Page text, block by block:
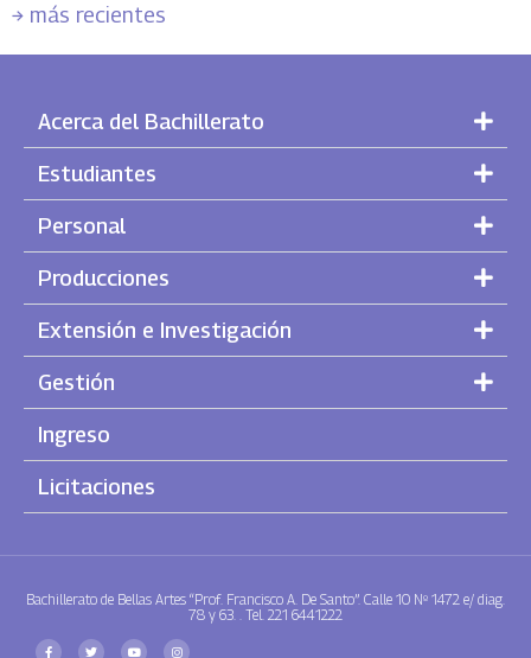
→ más recientes
Acerca del Bachillerato
Estudiantes
Personal
Producciones
Extensión e Investigación
Gestión
Ingreso
Licitaciones
Bachillerato de Bellas Artes “Prof. Francisco A. De Santo”. Calle 10 Nº 1472 e/ diag.
78 y 63. . Tel. 221 6441222